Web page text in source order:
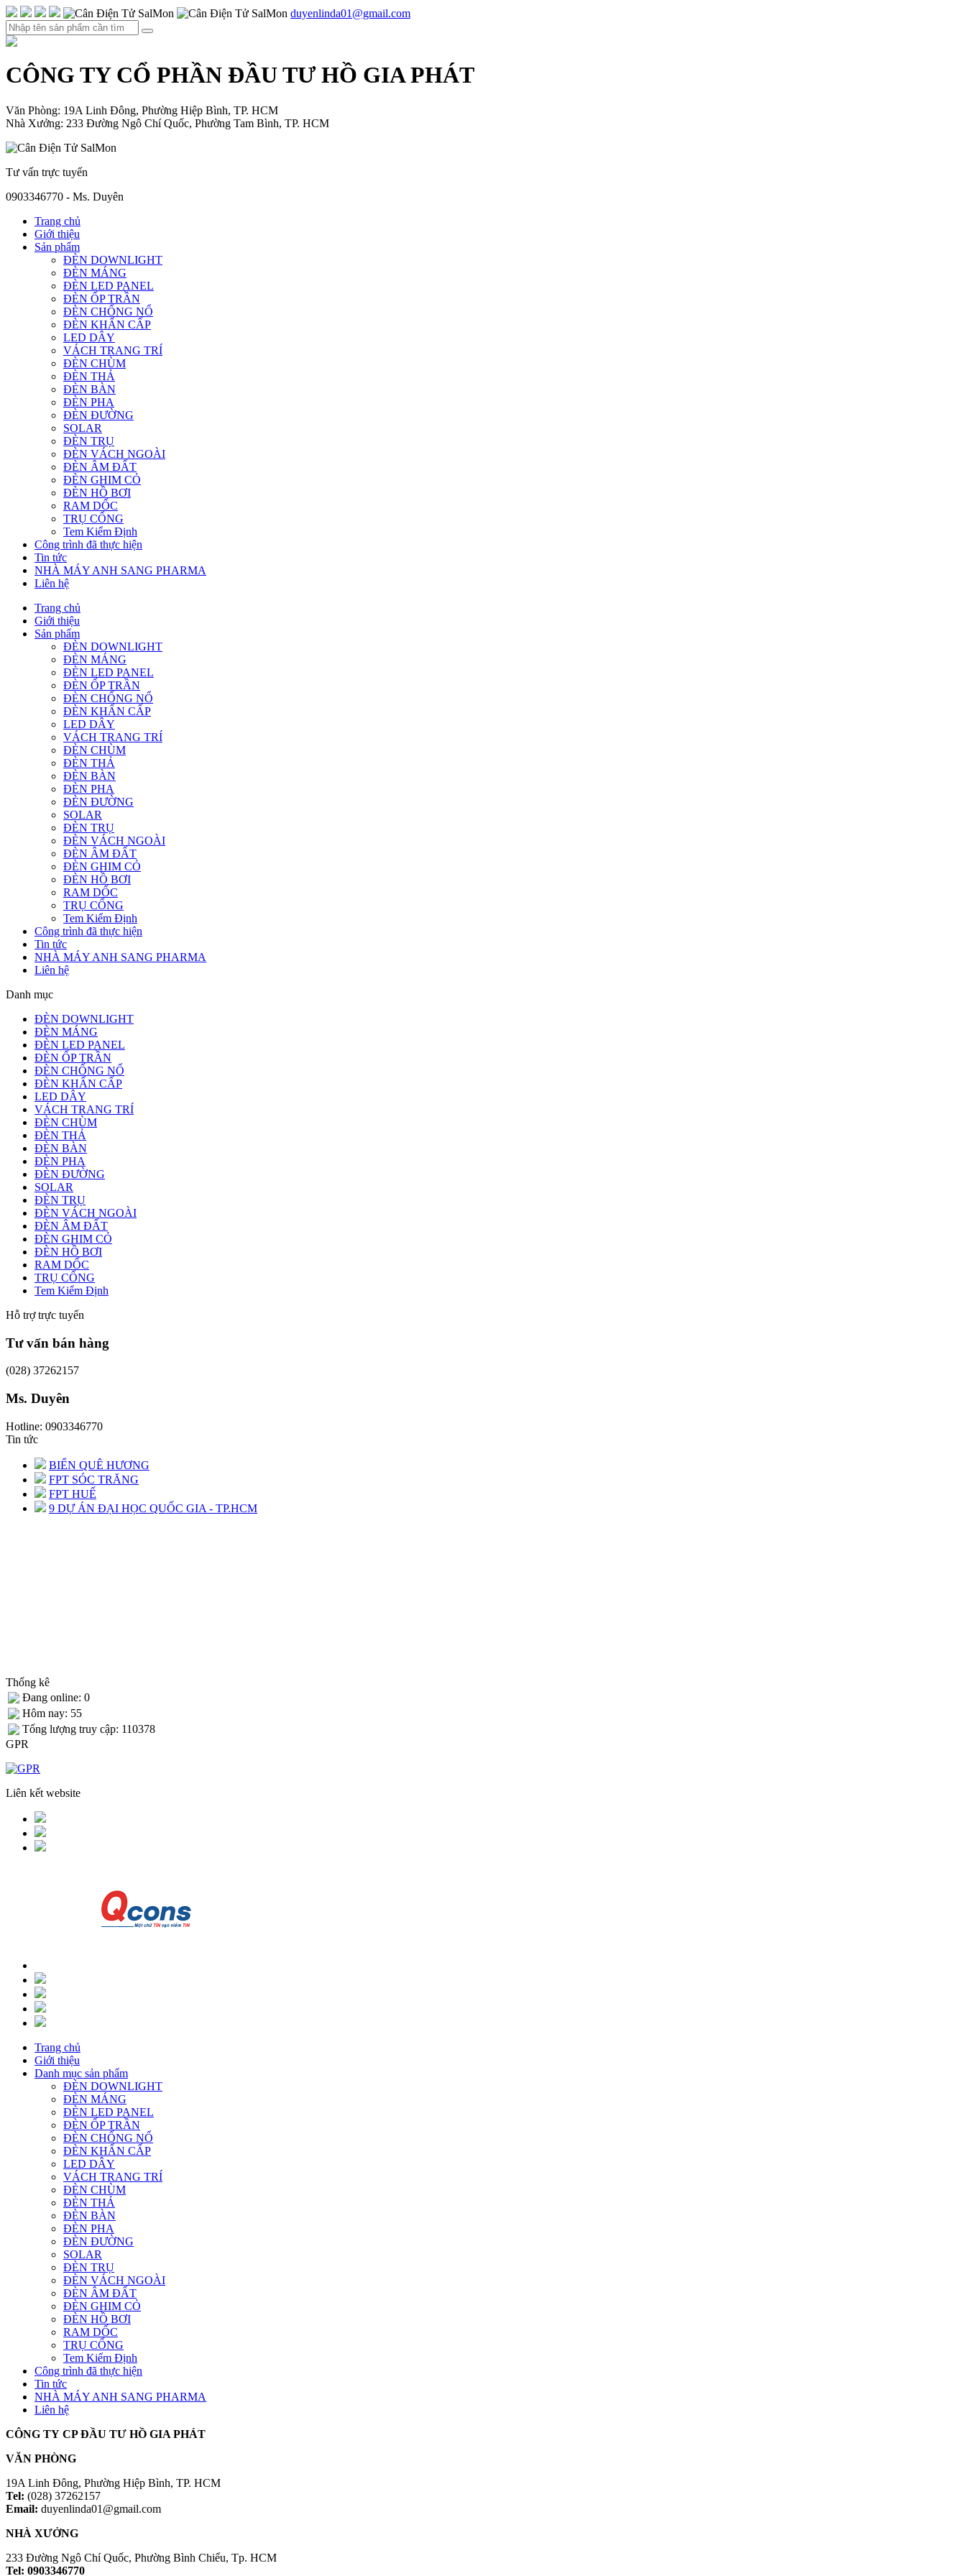
duyenlinda01@gmail.com
CÔNG TY CỔ PHẦN ĐẦU TƯ HỒ GIA PHÁT
Văn Phòng: 19A Linh Đông, Phường Hiệp Bình, TP. HCM
Nhà Xưởng: 233 Đường Ngô Chí Quốc, Phường Tam Bình, TP. HCM
Tư vấn trực tuyến
0903346770 - Ms. Duyên
Trang chủ
Giới thiệu
Sản phẩm
ĐÈN DOWNLIGHT
ĐÈN MÁNG
ĐÈN LED PANEL
ĐÈN ỐP TRẦN
ĐÈN CHỐNG NỔ
ĐÈN KHẨN CẤP
LED DÂY
VÁCH TRANG TRÍ
ĐÈN CHÙM
ĐÈN THẢ
ĐÈN BÀN
ĐÈN PHA
ĐÈN ĐƯỜNG
SOLAR
ĐÈN TRỤ
ĐÈN VÁCH NGOÀI
ĐÈN ÂM ĐẤT
ĐÈN GHIM CỎ
ĐÈN HỒ BƠI
RAM DỐC
TRỤ CỔNG
Tem Kiểm Định
Công trình đã thực hiện
Tin tức
NHÀ MÁY ANH SANG PHARMA
Liên hệ
Trang chủ
Giới thiệu
Sản phẩm
ĐÈN DOWNLIGHT
ĐÈN MÁNG
ĐÈN LED PANEL
ĐÈN ỐP TRẦN
ĐÈN CHỐNG NỔ
ĐÈN KHẨN CẤP
LED DÂY
VÁCH TRANG TRÍ
ĐÈN CHÙM
ĐÈN THẢ
ĐÈN BÀN
ĐÈN PHA
ĐÈN ĐƯỜNG
SOLAR
ĐÈN TRỤ
ĐÈN VÁCH NGOÀI
ĐÈN ÂM ĐẤT
ĐÈN GHIM CỎ
ĐÈN HỒ BƠI
RAM DỐC
TRỤ CỔNG
Tem Kiểm Định
Công trình đã thực hiện
Tin tức
NHÀ MÁY ANH SANG PHARMA
Liên hệ
Danh mục
ĐÈN DOWNLIGHT
ĐÈN MÁNG
ĐÈN LED PANEL
ĐÈN ỐP TRẦN
ĐÈN CHỐNG NỔ
ĐÈN KHẨN CẤP
LED DÂY
VÁCH TRANG TRÍ
ĐÈN CHÙM
ĐÈN THẢ
ĐÈN BÀN
ĐÈN PHA
ĐÈN ĐƯỜNG
SOLAR
ĐÈN TRỤ
ĐÈN VÁCH NGOÀI
ĐÈN ÂM ĐẤT
ĐÈN GHIM CỎ
ĐÈN HỒ BƠI
RAM DỐC
TRỤ CỔNG
Tem Kiểm Định
Hỗ trợ trực tuyến
Tư vấn bán hàng
(028) 37262157
Ms. Duyên
Hotline: 0903346770
Tin tức
BIỂN QUÊ HƯƠNG
FPT SÓC TRĂNG
FPT HUẾ
9 DỰ ÁN ĐẠI HỌC QUỐC GIA - TP.HCM
Thống kê
Đang online: 0
Hôm nay: 55
Tống lượng truy cập: 110378
GPR
Liên kết website
Trang chủ
Giới thiệu
Danh mục sản phẩm
ĐÈN DOWNLIGHT
ĐÈN MÁNG
ĐÈN LED PANEL
ĐÈN ỐP TRẦN
ĐÈN CHỐNG NỔ
ĐÈN KHẨN CẤP
LED DÂY
VÁCH TRANG TRÍ
ĐÈN CHÙM
ĐÈN THẢ
ĐÈN BÀN
ĐÈN PHA
ĐÈN ĐƯỜNG
SOLAR
ĐÈN TRỤ
ĐÈN VÁCH NGOÀI
ĐÈN ÂM ĐẤT
ĐÈN GHIM CỎ
ĐÈN HỒ BƠI
RAM DỐC
TRỤ CỔNG
Tem Kiểm Định
Công trình đã thực hiện
Tin tức
NHÀ MÁY ANH SANG PHARMA
Liên hệ
CÔNG TY CP ĐẦU TƯ HỒ GIA PHÁT
VĂN PHÒNG
19A Linh Đông, Phường Hiệp Bình, TP. HCM
Tel: (028) 37262157
Email: duyenlinda01@gmail.com
NHÀ XƯỞNG
233 Đường Ngô Chí Quốc, Phường Bình Chiểu, Tp. HCM
Tel: 0903346770